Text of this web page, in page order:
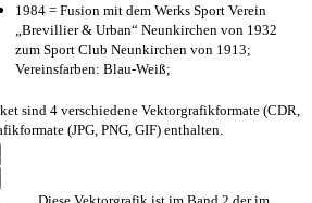
1984 = Fusion mit dem Werks Sport Verein
„Brevillier & Urban“ Neunkirchen von 1932
zum Sport Club Neunkirchen von 1913;
Vereinsfarben: Blau-Weiß;
sind 4 verschiedene Vektorgrafikformate (CDR,
(JPG, PNG, GIF) enthalten.